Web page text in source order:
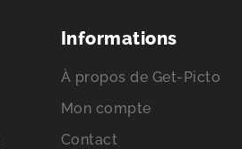
Informations
À propos de Get-Picto
Mon compte
Contact